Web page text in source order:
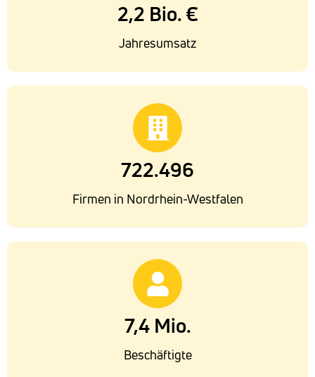
2,2 Bio. €
Jahresumsatz
722.496
Firmen in Nordrhein-Westfalen
7,4 Mio.
Beschäftigte